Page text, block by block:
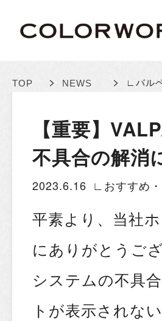
TOP > NEWS > ∟バル
【重要】
不具合の解消
2023.6.16 ∟おすすめ
平素より、当社
にありがとうござ
システムの不具
トが表示されな